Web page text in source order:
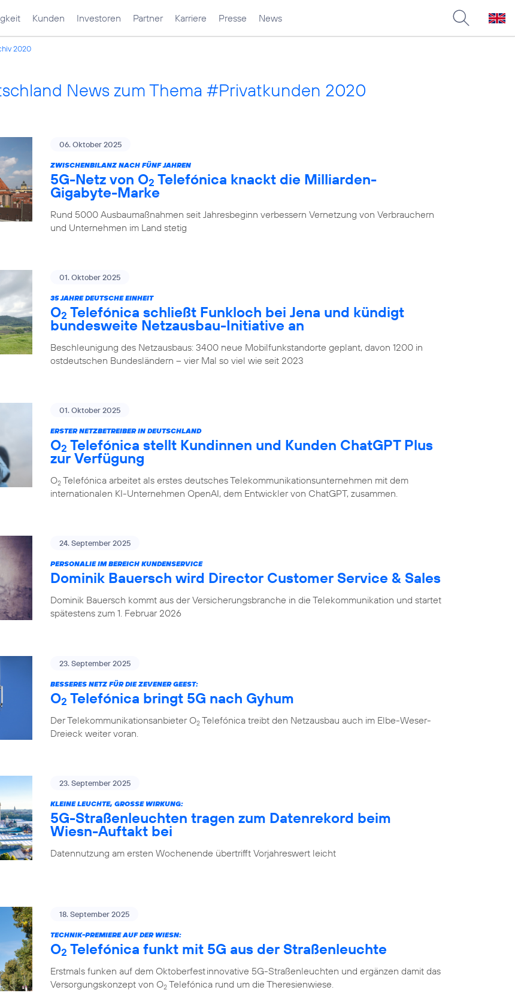
Kunden Investoren Partner Karriere Presse News
2020
News zum Thema #Privatkunden 2020
06. Oktober 2025
ZWISCHENBILANZ NACH FÜNF JAHREN
5G-Netz von O2 Telefónica knackt die Milliarden-
Gigabyte-Marke
Rund 5000 Ausbaumaßnahmen seit Jahresbeginn verbessern Vernetzung von Verbrauchern
und Unternehmen im Land stetig
01. Oktober 2025
35 JAHRE DEUTSCHE EINHEIT
O2 Telefónica schließt Funkloch bei Jena und kündigt
bundesweite Netzausbau-Initiative an
Beschleunigung des Netzausbaus: 3400 neue Mobilfunkstandorte geplant, davon 1200 in
ostdeutschen Bundesländern – vier Mal so viel wie seit 2023
01. Oktober 2025
ERSTER NETZBETREIBER IN DEUTSCHLAND
O2 Telefónica stellt Kundinnen und Kunden ChatGPT Plus
zur Verfügung
O2 Telefónica arbeitet als erstes deutsches Telekommunikationsunternehmen mit dem
internationalen KI-Unternehmen OpenAI, dem Entwickler von ChatGPT, zusammen.
24. September 2025
PERSONALIE IM BEREICH KUNDENSERVICE
Dominik Bauersch wird Director Customer Service & Sales
Dominik Bauersch kommt aus der Versicherungsbranche in die Telekommunikation und startet
spätestens zum 1. Februar 2026
23. September 2025
BESSERES NETZ FÜR DIE ZEVENER GEEST:
O2 Telefónica bringt 5G nach Gyhum
Der Telekommunikationsanbieter O2 Telefónica treibt den Netzausbau auch im Elbe-Weser-
Dreieck weiter voran.
23. September 2025
KLEINE LEUCHTE, GROSSE WIRKUNG:
5G-Straßenleuchten tragen zum Datenrekord beim
Wiesn-Auftakt bei
Datennutzung am ersten Wochenende übertrifft Vorjahreswert leicht
18. September 2025
TECHNIK-PREMIERE AUF DER WIESN:
O2 Telefónica funkt mit 5G aus der Straßenleuchte
Erstmals funken auf dem Oktoberfest innovative 5G-Straßenleuchten und ergänzen damit das
Versorgungskonzept von O2 Telefónica rund um die Theresienwiese.